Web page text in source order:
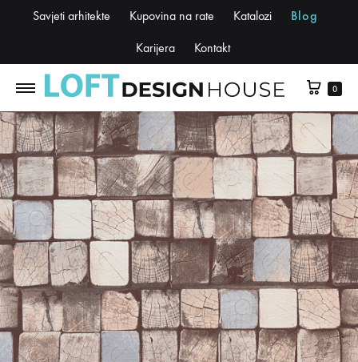
Savjeti arhitekte Kupovina na rate Katalozi Blog
Karijera Kontakt
0